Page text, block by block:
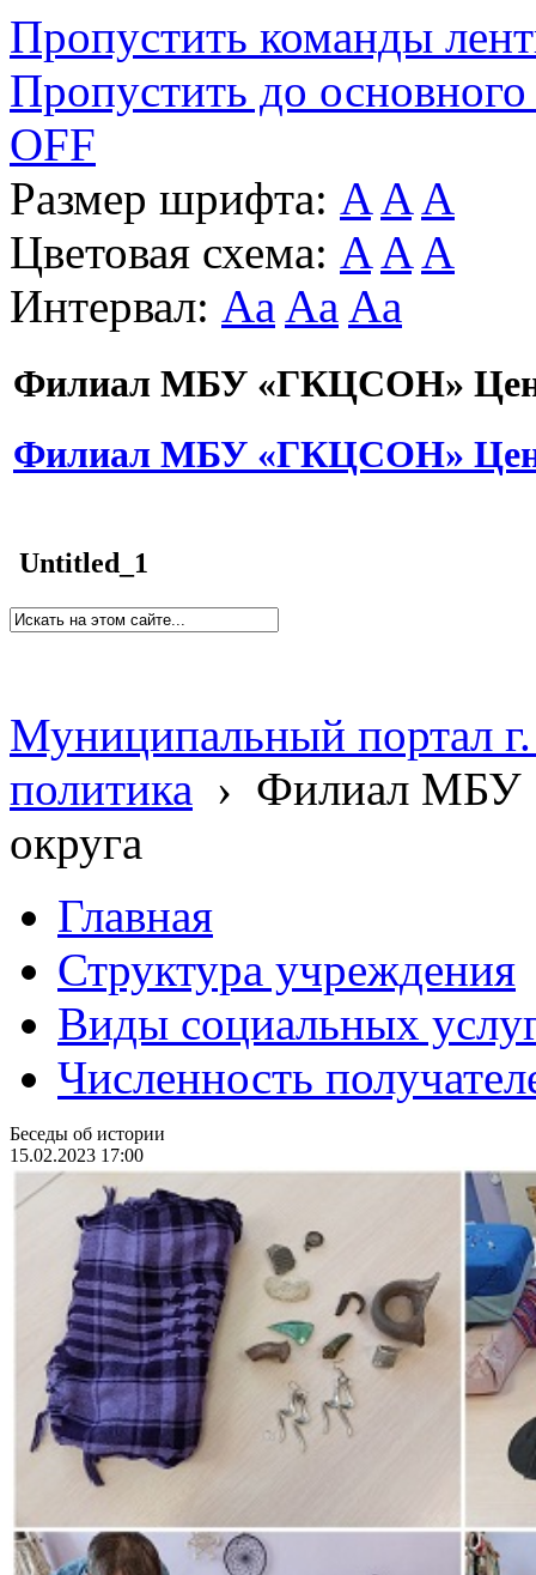
Пропустить команды
Пропустить до основного
OFF
Размер шрифта: A A A
Цветовая схема: A A A
Интервал: Aa Aa Aa
Филиал МБУ «ГКЦСОН»
Филиал МБУ «ГКЦСОН»
Untitled_1
Муниципальный портал
политика › Филиал МБУ
округа
Главная
Структура учреждения
Виды социальных
Численность
Беседы об истории
15.02.2023 17:00